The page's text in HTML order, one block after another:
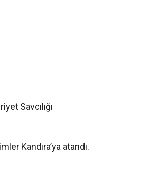
Savcılığı
Kandıra’ya atandı.
Hakimliği’ne
Hakimliği’ne